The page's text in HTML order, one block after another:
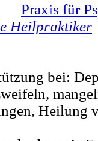
Praxis für
Heilpraktiker
bei:
Heilung